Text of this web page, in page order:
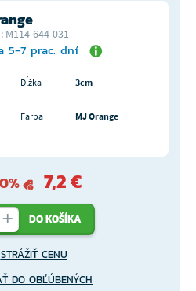
644-031
5-7 prac. dní
Dĺžka 3cm
Farba
MJ Orange
7,2 €
DO KOŠÍKA
STRÁŽIŤ CENU
DO OBĽÚBENÝCH